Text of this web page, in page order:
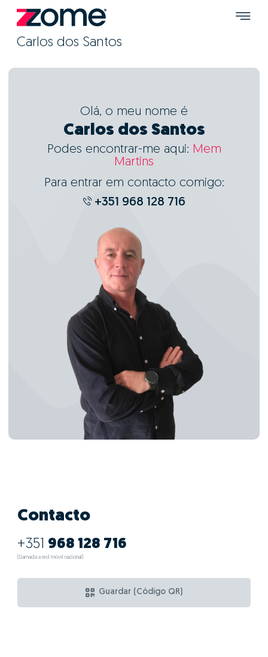
Carlos dos Santos
Olá, o meu nome é
Carlos dos Santos
Podes encontrar-me aqui: Mem
Martins
Para entrar em contacto comigo:
+351 968 128 716
Contacto
+351 968 128 716
(Llamada a red móvil nacional)
Guardar (Código QR)